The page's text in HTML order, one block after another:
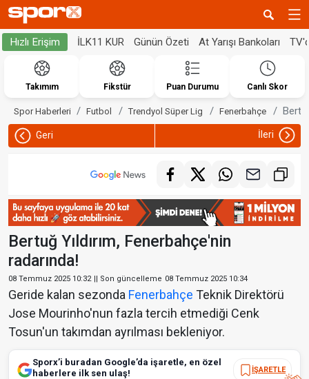
Hızlı Erişim İLK11 KUR Günün Özeti At Yarışı Bankoları
Takımım Fikstür Puan Durumu Canlı Skor
Spor Haberleri Futbol Trendyol Süper Lig Fenerbahçe
Geri İleri
Bertuğ Yıldırım, Fenerbahçe'nin
radarında!
08 Temmuz 2025 10:32 || Son güncelleme 08 Temmuz 2025 10:34
Geride kalan sezonda Fenerbahçe Teknik Direktörü
Jose Mourinho'nun fazla tercih etmediği Cenk
Tosun'un takımdan ayrılması bekleniyor.
Sporx’i buradan Google’da işaretle, en özel
haberlere ilk sen ulaş!
İŞARETLE